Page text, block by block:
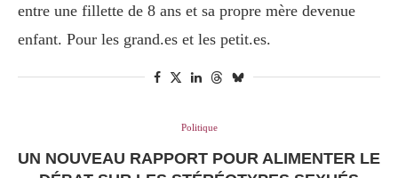
entre une fillette de 8 ans et sa propre mère devenue
enfant. Pour les grand.es et les petit.es.
Politique
UN NOUVEAU RAPPORT POUR ALIMENTER LE